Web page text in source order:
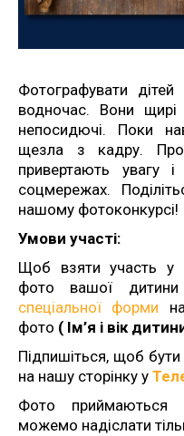
Фотографувати
водночас. Вони щирі
непосидючі. Поки
щезла з кадру.
привертають увагу
соцмережах.
нашому фотоконкурсі!
Умови участі:
Щоб взяти участь у
фото вашої
спеціальної форми
фото ( Ім’я і вік
Підпишіться, щоб бути
на нашу сторінку у
Фото
можемо надіслати